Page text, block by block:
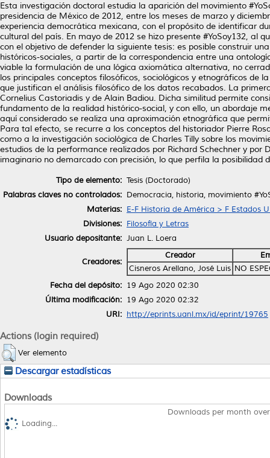
Esta investigación doctoral estudia la aparición del movimiento
presidencia de México de 2012, entre los meses de marzo y
experiencia democrática mexicana, con el propósito de identificar
cultural del país. En mayo de 2012 se hizo presente #YoSoy132, al
con el objetivo de defender la siguiente tesis: es posible construir
históricos-sociales, a partir de la correspondencia entre una
viable la formulación de una lógica axiomática alternativa, no
los principales conceptos filosóficos, sociológicos y etnográficos de
que justifican el análisis filosófico de los datos recabados. La
Cornelius Castoriadis y de Alain Badiou. Dicha similitud permite
fundamento de la realidad histórico-social, y con ello, un abordaje
aquí considerado se realiza una aproximación etnográfica que
Para tal efecto, se recurre a los conceptos del historiador Pierre
como a la investigación sociológica de Charles Tilly sobre los
estudios de la performance realizados por Richard Schechner y
imaginario no demarcado con precisión, lo que perfila la
Tipo de elemento: Tesis (Doctorado)
Palabras claves no controlados: Democracia, historia, movimiento
Materias: E-F Historia de América > F Estados
Divisiones: Filosofía y Letras
Usuario depositante: Juan L. Loera
Creadores:
Creador
Cisneros Arellano, José Luis NO
Fecha del depósito: 19 Ago 2020 02:30
Última modificación: 19 Ago 2020 02:32
URI: http://eprints.uanl.mx/id/eprint/19765
Actions (login required)
Ver elemento
Descargar estadísticas
Downloads
Downloads per month
Loading...